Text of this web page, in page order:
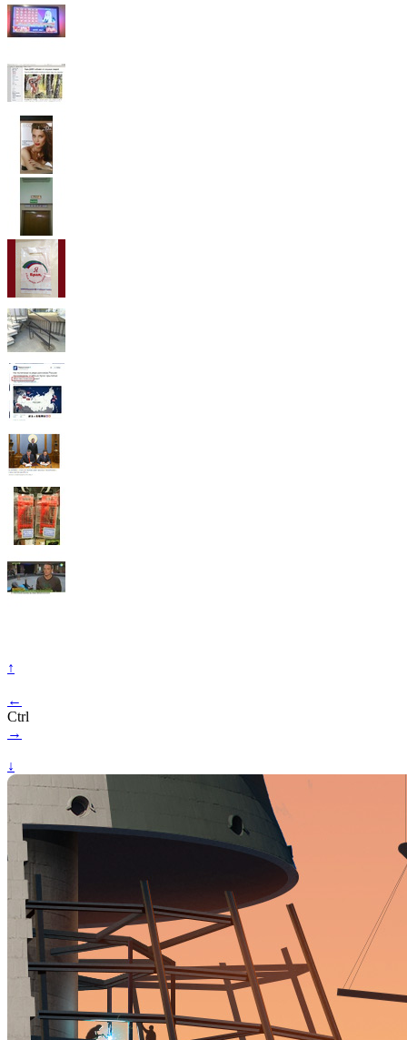
↑
←
Ctrl
→
↓